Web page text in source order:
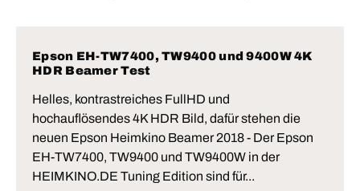
Epson EH-TW7400, TW9400 und 9400W 4K
HDR Beamer Test
Helles, kontrastreiches FullHD und
hochauflösendes 4K HDR Bild, dafür stehen die
neuen Epson Heimkino Beamer 2018 - Der Epson
EH-TW7400, TW9400 und TW9400W in der
HEIMKINO.DE Tuning Edition sind für...